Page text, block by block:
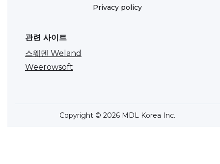
Privacy policy
관련 사이트
스웨덴 Weland
Weerowsoft
Copyright © 2026 MDL Korea Inc.